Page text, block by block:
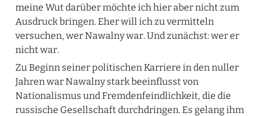
meine Wut darüber möchte ich hier aber nicht zum
Ausdruck bringen. Eher will ich zu vermitteln
versuchen, wer Nawalny war. Und zunächst: wer er
nicht war.
Zu Beginn seiner politischen Karriere in den nuller
Jahren war Nawalny stark beeinflusst von
Nationalismus und Fremdenfeindlichkeit, die die
russische Gesellschaft durchdringen. Es gelang ihm